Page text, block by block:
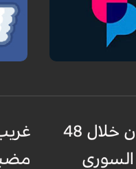
بزشكيان: خططوا لإسقاط إيران خلال 48